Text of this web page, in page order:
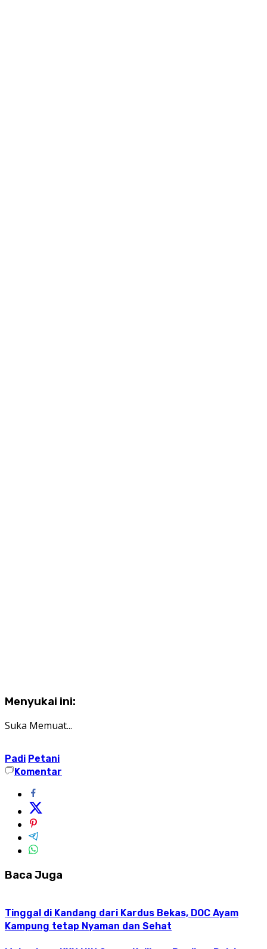
Menyukai ini:
Suka Memuat...
Padi Petani
Komentar
Baca Juga
Tinggal di Kandang dari Kardus Bekas, DOC Ayam
Kampung tetap Nyaman dan Sehat